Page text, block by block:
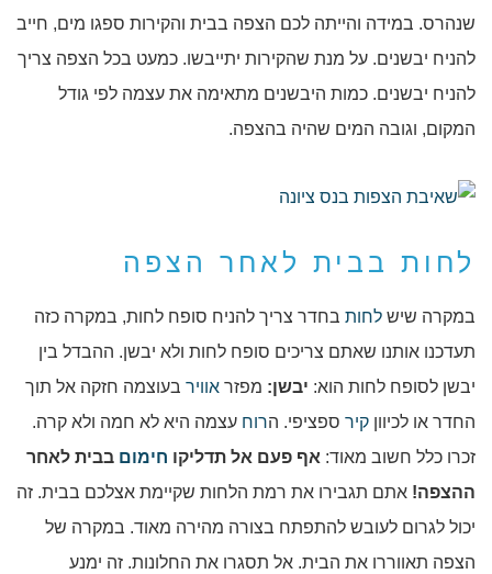
שנהרס. במידה והייתה לכם הצפה בבית והקירות ספגו מים, חייב
להניח יבשנים. על מנת שהקירות יתייבשו. כמעט בכל הצפה צריך
להניח יבשנים. כמות היבשנים מתאימה את עצמה לפי גודל
המקום, וגובה המים שהיה בהצפה.
לחות בבית לאחר הצפה
במקרה שיש לחות בחדר צריך להניח סופח לחות, במקרה כזה
תעדכנו אותנו שאתם צריכים סופח לחות ולא יבשן. ההבדל בין
יבשן לסופח לחות הוא: יבשן: מפזר אוויר בעוצמה חזקה אל תוך
החדר או לכיוון קיר ספציפי. הרוח עצמה היא לא חמה ולא קרה.
זכרו כלל חשוב מאוד: אף פעם אל תדליקו חימום בבית לאחר
ההצפה! אתם תגבירו את רמת הלחות שקיימת אצלכם בבית. זה
יכול לגרום לעובש להתפתח בצורה מהירה מאוד. במקרה של
הצפה תאווררו את הבית. אל תסגרו את החלונות. זה ימנע